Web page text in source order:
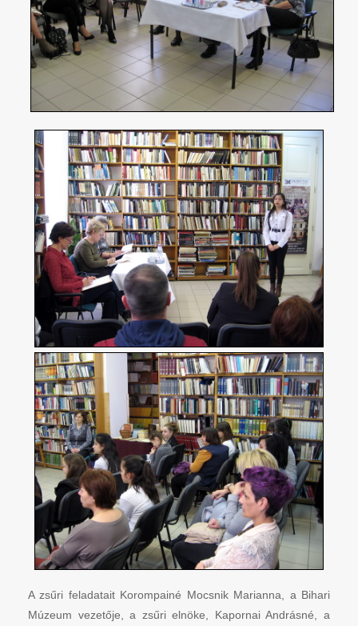
A zsűri feladatait Korompainé Mocsnik Marianna, a Bihari
Múzeum vezetője, a zsűri elnöke, Kapornai Andrásné, a